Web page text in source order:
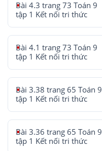
Bài 4.3 trang 73 Toán 9
tập 1 Kết nối tri thức
Bài 4.1 trang 73 Toán 9
tập 1 Kết nối tri thức
Bài 3.38 trang 65 Toán 9
tập 1 Kết nối tri thức
Bài 3.36 trang 65 Toán 9
tập 1 Kết nối tri thức